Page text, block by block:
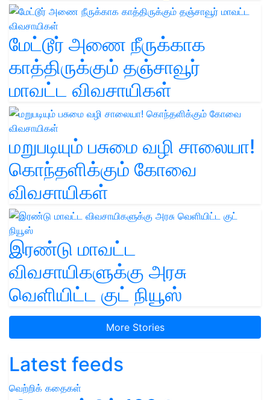
மேட்டூர் அணை நீருக்காக
காத்திருக்கும் தஞ்சாவூர்
மாவட்ட விவசாயிகள்
மறுபடியும் பசுமை வழி சாலையா!
கொந்தளிக்கும் கோவை
விவசாயிகள்
இரண்டு மாவட்ட
விவசாயிகளுக்கு அரசு
வெளியிட்ட குட் நியூஸ்
More Stories
Latest feeds
வெற்றிக் கதைகள்